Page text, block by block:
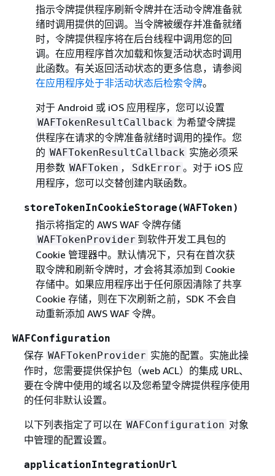
指示令牌提供程序刷新令牌并在活动令牌准备就
绪时调用提供的回调。当令牌被缓存并准备就绪
时，令牌提供程序将在后台线程中调用您的回
调。在应用程序首次加载和恢复活动状态时调用
此函数。有关返回活动状态的更多信息，请参阅
在应用程序处于非活动状态后检索令牌。
对于 Android 或 iOS 应用程序，您可以设置
WAFTokenResultCallback 为希望令牌提
供程序在请求的令牌准备就绪时调用的操作。您
的 WAFTokenResultCallback 实施必须采
用参数 WAFToken ， SdkError 。对于 iOS 应
用程序，您可以交替创建内联函数。
storeTokenInCookieStorage(WAFToken)
指示将指定的 AWS WAF 令牌存储
WAFTokenProvider 到软件开发工具包的
Cookie 管理器中。默认情况下，只有在首次获
取令牌和刷新令牌时，才会将其添加到 Cookie
存储中。如果应用程序出于任何原因清除了共享
Cookie 存储，则在下次刷新之前，SDK 不会自
动重新添加 AWS WAF 令牌。
WAFConfiguration
保存 WAFTokenProvider 实施的配置。实施此操
作时，您需要提供保护包（web ACL）的集成 URL、
要在令牌中使用的域名以及您希望令牌提供程序使用
的任何非默认设置。
以下列表指定了可以在 WAFConfiguration 对象
中管理的配置设置。
applicationIntegrationUrl